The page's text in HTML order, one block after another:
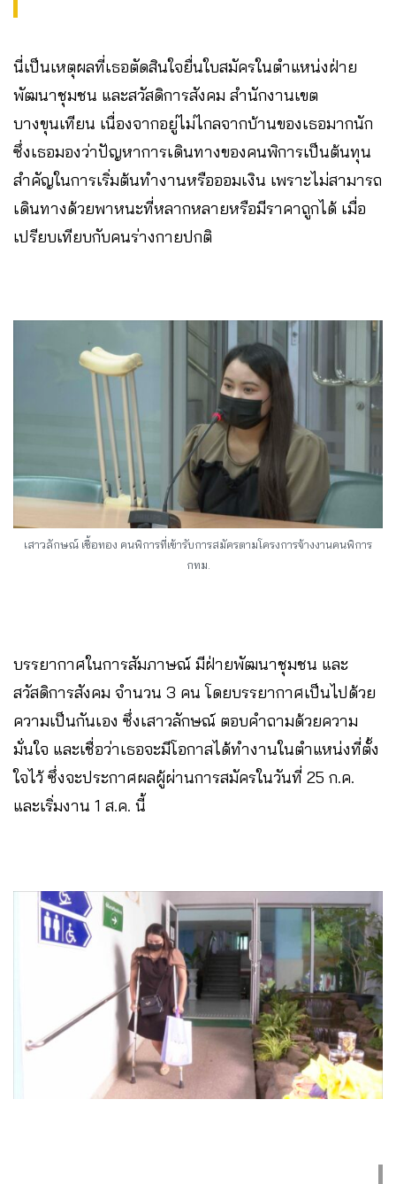
นี่เป็นเหตุผลที่เธอตัดสินใจยื่นใบสมัครในตำแหน่งฝ่าย
พัฒนาชุมชน และสวัสดิการสังคม สำนักงานเขต
บางขุนเทียน เนื่องจากอยู่ไม่ไกลจากบ้านของเธอมากนัก
ซึ่งเธอมองว่าปัญหาการเดินทางของคนพิการเป็นต้นทุน
สำคัญในการเริ่มต้นทำงานหรือออมเงิน เพราะไม่สามารถ
เดินทางด้วยพาหนะที่หลากหลายหรือมีราคาถูกได้ เมื่อ
เปรียบเทียบกับคนร่างกายปกติ
เสาวลักษณ์ เชื้อทอง คนพิการที่เข้ารับการสมัครตามโครงการจ้างงานคนพิการ
กทม.
บรรยากาศในการสัมภาษณ์ มีฝ่ายพัฒนาชุมชน และ
สวัสดิการสังคม จำนวน 3 คน โดยบรรยากาศเป็นไปด้วย
ความเป็นกันเอง ซึ่งเสาวลักษณ์ ตอบคำถามด้วยความ
มั่นใจ และเชื่อว่าเธอจะมีโอกาสได้ทำงานในตำแหน่งที่ตั้ง
ใจไว้ ซึ่งจะประกาศผลผู้ผ่านการสมัครในวันที่ 25 ก.ค.
และเริ่มงาน 1 ส.ค. นี้